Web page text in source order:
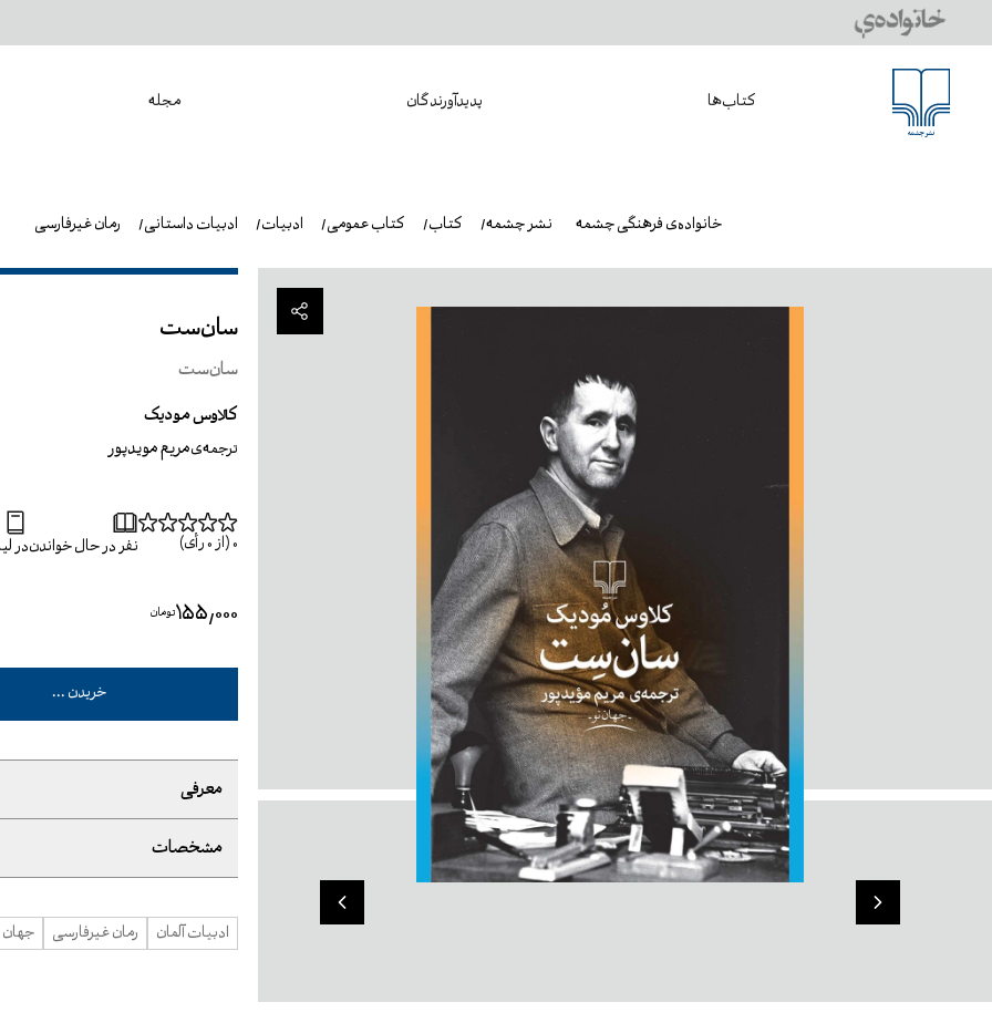
کتاب‌ها پدیدآورندگان مجله
رمان غیرفارسی ادبیات داستانی ادبیات کتاب عمومی کتاب نشر چشمه خانواده‌ی فرهنگی چشمه
سان‌ست
سان‌ست
کلاوس مودیک
ترجمه‌یمریم مویدپور
0 (از 0 رأی) نفر در حال خواندندر
۱۵۵٬۰۰۰تومان
خریدن ...
معرفی
مشخصات
ادبیات آلمان رمان غیرفارسی جهان